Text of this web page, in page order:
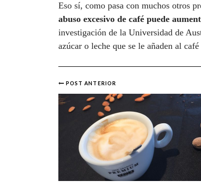
Eso sí, como pasa con muchos otros
abuso excesivo de café puede
investigación de la Universidad de
azúcar o leche que se le añaden al
Post
navigation
POST ANTERIOR